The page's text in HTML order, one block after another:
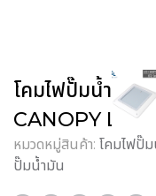
โคมไฟปั๊มน้ำมัน
CANOPY
หมวดหมู่สินค้า: โคมไฟปั๊
ปั๊มน้ำมัน